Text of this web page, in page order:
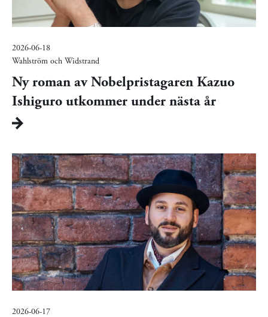
2026-06-18
Wahlström och Widstrand
Ny roman av Nobelpristagaren Kazuo
Ishiguro utkommer under nästa år
2026-06-17